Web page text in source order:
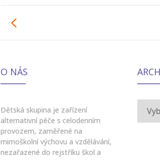
O NÁS
Dětská skupina je zařízení
alternativní péče s celodenním
provozem, zaměřené na
mimoškolní výchovu a vzdělávání,
nezařazené do rejstříku škol a